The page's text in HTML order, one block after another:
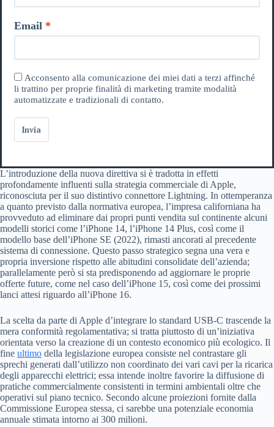
Email
Acconsento alla comunicazione dei miei dati a terzi affinché
li trattino per proprie finalità di marketing tramite modalità
automatizzate e tradizionali di contatto.
Invia
L’introduzione della nuova direttiva si è tradotta in effetti
profondamente influenti sulla strategia commerciale di Apple,
riconosciuta per il suo distintivo connettore Lightning. In ottemperanza
a quanto previsto dalla normativa europea, l’impresa californiana ha
provveduto ad eliminare dai propri punti vendita sul continente alcuni
modelli storici come l’iPhone 14, l’iPhone 14 Plus, così come il
modello base dell’iPhone SE (2022), rimasti ancorati al precedente
sistema di connessione. Questo passo strategico segna una vera e
propria inversione rispetto alle abitudini consolidate dell’azienda;
parallelamente però si sta predisponendo ad aggiornare le proprie
offerte future, come nel caso dell’iPhone 15, così come dei prossimi
lanci attesi riguardo all’iPhone 16.
La scelta da parte di Apple d’integrare lo standard USB-C trascende la
mera conformità regolamentativa; si tratta piuttosto di un’iniziativa
orientata verso la creazione di un contesto economico più ecologico. Il
fine ultimo della legislazione europea consiste nel contrastare gli
sprechi generati dall’utilizzo non coordinato dei vari cavi per la ricarica
degli apparecchi elettrici; essa intende inoltre favorire la diffusione di
pratiche commercialmente consistenti in termini ambientali oltre che
operativi sul piano tecnico. Secondo alcune proiezioni fornite dalla
Commissione Europea stessa, ci sarebbe una potenziale economia
annuale stimata intorno ai 300 milioni.